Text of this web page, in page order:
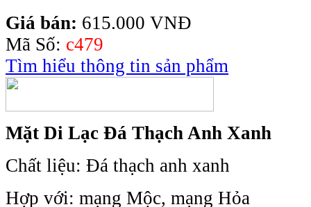
Giá bán: 615.000 VNĐ
Mã Số: c479
Tìm hiểu thông tin sản phẩm
Mặt Di Lạc Đá Thạch Anh Xanh
Chất liệu: Đá thạch anh xanh
Hợp với: mạng Mộc, mạng Hỏa